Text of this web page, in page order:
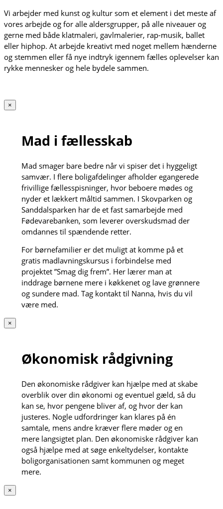
Vi arbejder med kunst og kultur som et element i det meste af
vores arbejde og for alle aldersgrupper, på alle niveauer og
gerne med både klatmaleri, gavlmalerier, rap-musik, ballet
eller hiphop. At arbejde kreativt med noget mellem hænderne
og stemmen eller få nye indtryk igennem fælles oplevelser kan
rykke mennesker og hele bydele sammen.
×
Mad i fællesskab
Mad smager bare bedre når vi spiser det i hyggeligt
samvær. I flere boligafdelinger afholder egangerede
frivillige fællesspisninger, hvor beboere mødes og
nyder et lækkert måltid sammen. I Skovparken og
Sanddalsparken har de et fast samarbejde med
Fødevarebanken, som leverer overskudsmad der
omdannes til spændende retter.
For børnefamilier er det muligt at komme på et
gratis madlavningskursus i forbindelse med
projektet ”Smag dig frem”. Her lærer man at
inddrage børnene mere i køkkenet og lave grønnere
og sundere mad. Tag kontakt til Nanna, hvis du vil
være med.
×
Økonomisk rådgivning
Den økonomiske rådgiver kan hjælpe med at skabe
overblik over din økonomi og eventuel gæld, så du
kan se, hvor pengene bliver af, og hvor der kan
justeres. Nogle udfordringer kan klares på én
samtale, mens andre kræver flere møder og en
mere langsigtet plan. Den økonomiske rådgiver kan
også hjælpe med at søge enkeltydelser, kontakte
boligorganisationen samt kommunen og meget
mere.
×